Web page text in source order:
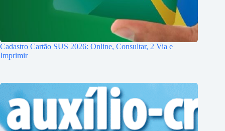
Cadastro Cartão SUS 2026: Online, Consultar, 2 Via e
Imprimir